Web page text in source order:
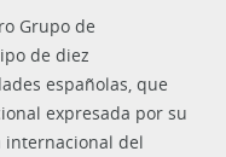
Grupo de
de diez
españolas, que
expresada por su
internacional del